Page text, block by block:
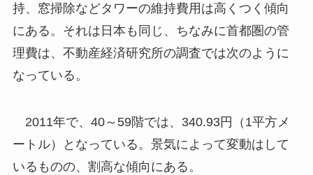
持、窓掃除などタワーの維持費用は高くつく傾向
にある。それは日本も同じ、ちなみに首都圏の管
理費は、不動産経済研究所の調査では次のように
なっている。
2011年で、40～59階では、340.93円（1平方メ
ートル）となっている。景気によって変動はして
いるものの、割高な傾向にある。